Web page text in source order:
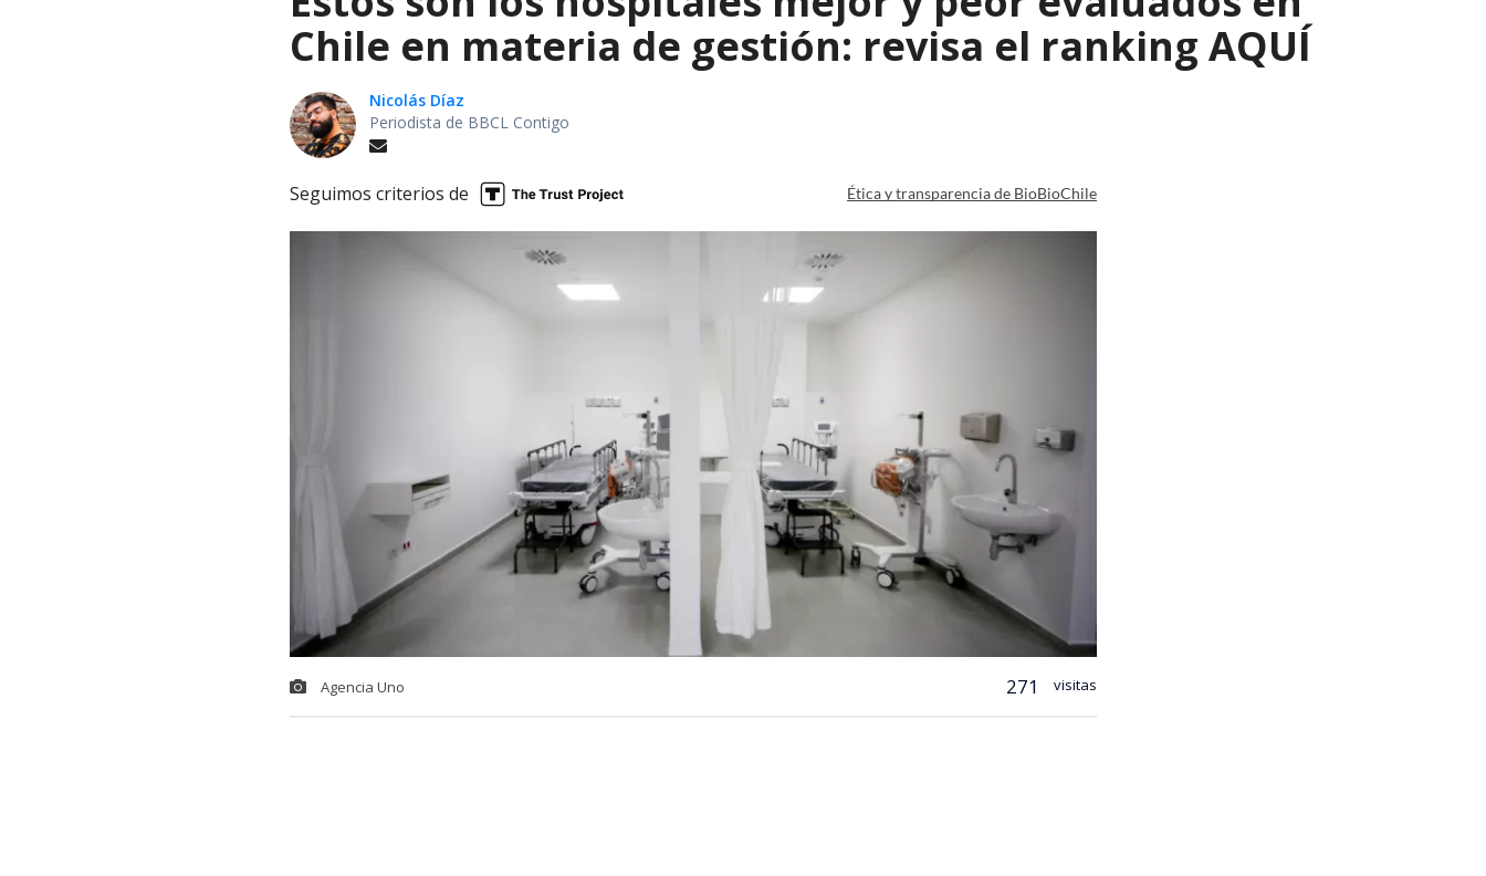
Chile en materia de gestión: revisa el ranking AQUÍ
Nicolás Díaz
Periodista de BBCL Contigo
Seguimos criterios de Ética y transparencia de BioBioChile
Agencia Uno 271 visitas